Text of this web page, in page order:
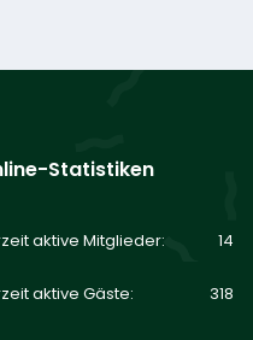
Statistiken
aktive Mitglieder 14
aktive Gäste 318